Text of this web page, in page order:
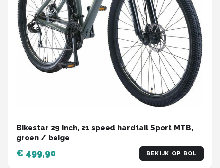
Bikestar 29 inch, 21 speed hardtail Sport MTB,
groen / beige
€ 499,90 BEKIJK OP BOL